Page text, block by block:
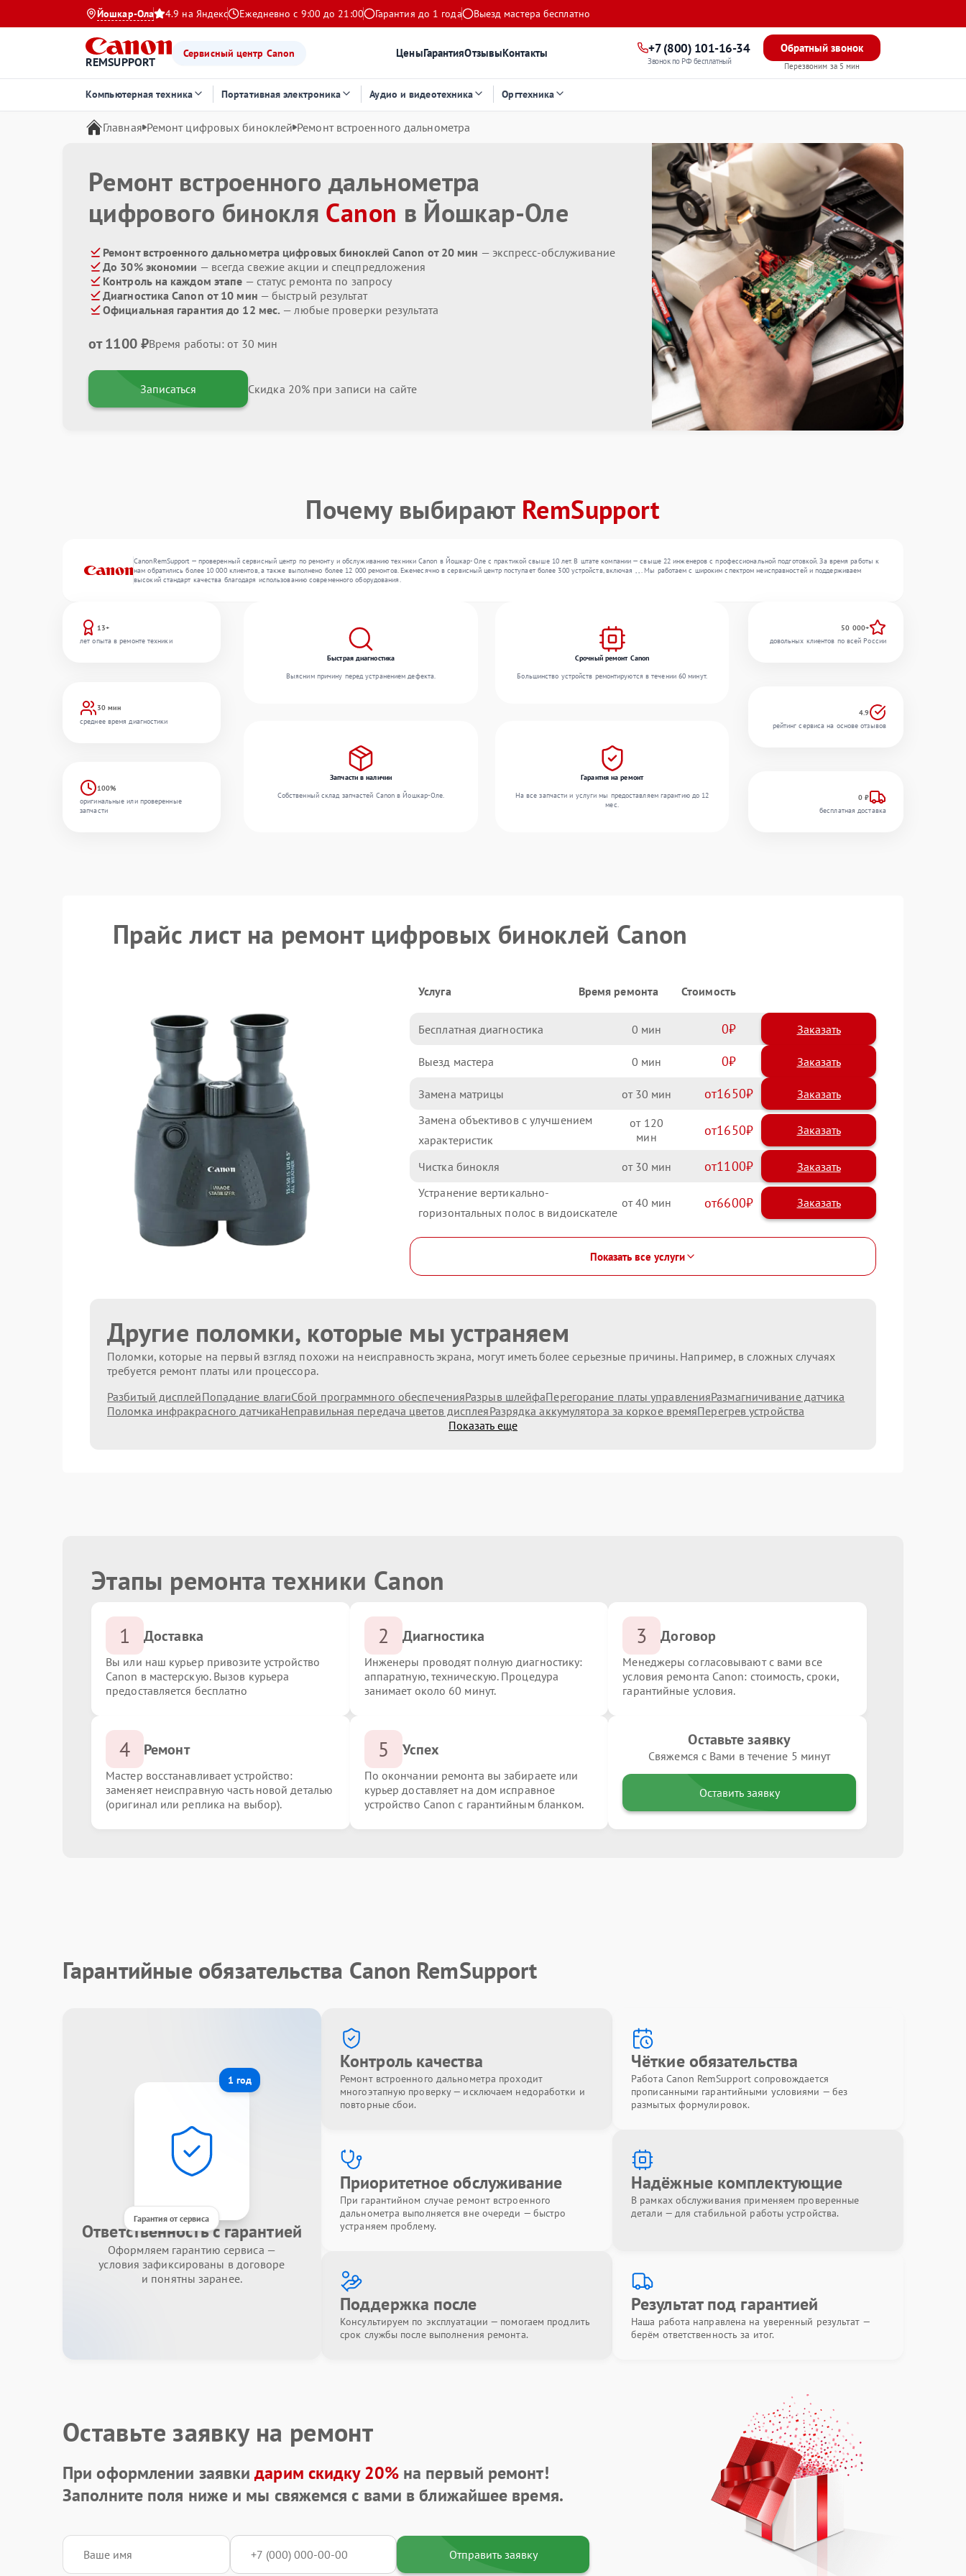
Йошкар-Ола 4.9 на Яндекс Ежедневно с 9:00 до 21:00 Гарантия до 1 года Выезд мастера бесплатно
REMSUPPORT
Сервисный центр Canon ЦеныГарантияОтзывыКонтакты +7 (800) 101-16-34
Звонок по РФ бесплатный
Обратный звонок
Перезвоним за 5 мин
Компьютерная техника Портативная электроника Аудио и видеотехника Оргтехника
Главная Ремонт цифровых биноклей Ремонт встроенного дальнометра
Ремонт встроенного дальнометра
цифрового бинокля Canon в Йошкар-Оле
Ремонт встроенного дальнометра цифровых биноклей Canon от 20 мин — экспресс-обслуживание
До 30% экономии — всегда свежие акции и спецпредложения
Контроль на каждом этапе — статус ремонта по запросу
Диагностика Canon от 10 мин — быстрый результат
Официальная гарантия до 12 мес. — любые проверки результата
от 1100 ₽Время работы: от 30 мин
Записаться Скидка 20% при записи на сайте
Почему выбирают RemSupport
CanonRemSupport — проверенный сервисный центр по ремонту и обслуживанию техники Canon в Йошкар-Оле с практикой свыше 10 лет. В штате компании — свыше 22 инженеров с профессиональной подготовкой. За время работы к
нам обратились более 10 000 клиентов, а также выполнено более 12 000 ремонтов. Ежемесячно в сервисный центр поступает более 300 устройств, включая , , . Мы работаем с широким спектром неисправностей и поддерживаем
высокий стандарт качества благодаря использованию современного оборудования.
13+
лет опыта в ремонте техники
30 мин
среднее время диагностики
100%
оригинальные или проверенные
запчасти
Быстрая диагностика
Выясним причину перед устранением дефекта.
Срочный ремонт Canon
Большинство устройств ремонтируются в течении 60 минут.
Запчасти в наличии
Собственный склад запчастей Canon в Йошкар-Оле.
Гарантия на ремонт
На все запчасти и услуги мы предоставляем гарантию до 12
мес.
50 000+
довольных клиентов по всей России
4.9
рейтинг сервиса на основе отзывов
0 ₽
бесплатная доставка
Прайс лист на ремонт цифровых биноклей Canon
Услуга Время ремонта Стоимость
Бесплатная диагностика 0 0 Заказать
Выезд мастера 0 0 Заказать
Замена матрицы 30 1650
Замена объективов с улучшением
характеристик
120 1650
Чистка бинокля 30 1100
Устранение вертикально-
горизонтальных полос в видоискателе
40 6600
Показать все услуги
Другие поломки, которые мы устраняем
Поломки, которые на первый взгляд похожи на неисправность экрана, могут иметь более серьезные причины. Например, в сложных случаях
требуется ремонт платы или процессора.
Разбитый дисплейПопадание влагиСбой программного обеспеченияРазрыв шлейфаПерегорание платы управленияРазмагничивание датчика
Поломка инфракрасного датчикаНеправильная передача цветов дисплеяРазрядка аккумулятора за коркое времяПерегрев устройства
Показать еще
Этапы ремонта техники Canon
1 Доставка
Вы или наш курьер привозите устройство
Canon в мастерскую. Вызов курьера
предоставляется бесплатно
2 Диагностика
Инженеры проводят полную диагностику:
аппаратную, техническую. Процедура
занимает около 60 минут.
3 Договор
Менеджеры согласовывают с вами все
условия ремонта Canon: стоимость, сроки,
гарантийные условия.
4 Ремонт
Мастер восстанавливает устройство:
заменяет неисправную часть новой деталью
(оригинал или реплика на выбор).
5 Успех
По окончании ремонта вы забираете или
курьер доставляет на дом исправное
устройство Canon с гарантийным бланком.
Оставьте заявку
Свяжемся с Вами в течение 5 минут
Оставить заявку
Гарантийные обязательства Canon RemSupport
1 год
Гарантия от сервиса
Ответственность с гарантией
Оформляем гарантию сервиса —
условия зафиксированы в договоре
и понятны заранее.
Контроль качества
Ремонт встроенного дальнометра проходит
многоэтапную проверку — исключаем недоработки и
повторные сбои.
Чёткие обязательства
Работа Canon RemSupport сопровождается
прописанными гарантийными условиями — без
размытых формулировок.
Приоритетное обслуживание
При гарантийном случае ремонт встроенного
дальнометра выполняется вне очереди — быстро
устраняем проблему.
Надёжные комплектующие
В рамках обслуживания применяем проверенные
детали — для стабильной работы устройства.
Поддержка после
Консультируем по эксплуатации — помогаем продлить
срок службы после выполнения ремонта.
Результат под гарантией
Наша работа направлена на уверенный результат —
берём ответственность за итог.
Оставьте заявку на ремонт
При оформлении заявкидарим скидку 20%на первый ремонт!
Заполните поля ниже и мы свяжемся с вами в ближайшее время.
Отправить заявку